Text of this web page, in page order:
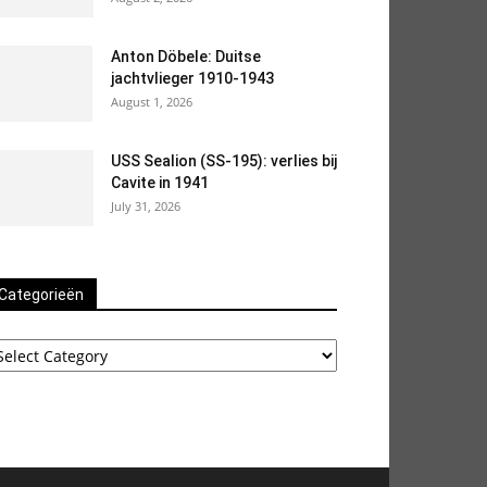
Anton Döbele: Duitse
jachtvlieger 1910-1943
August 1, 2026
USS Sealion (SS-195): verlies bij
Cavite in 1941
July 31, 2026